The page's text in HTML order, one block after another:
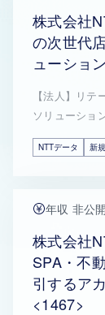
株式会社
の次世代
ューショ
【法人】リ
ソリューショ
NTTデータ 新
年収 非公開
株式会社
SPA・不
引するア
<1467>